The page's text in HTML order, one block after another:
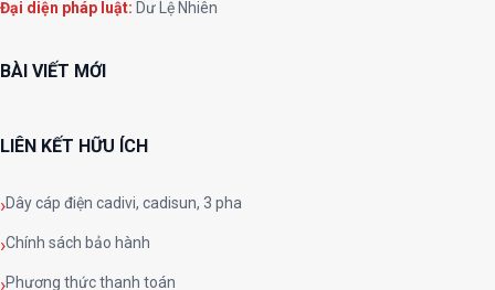
Đại diện pháp luật: Dư Lệ Nhiên
BÀI VIẾT MỚI
LIÊN KẾT HỮU ÍCH
Dây cáp điện cadivi, cadisun, 3 pha
Chính sách bảo hành
Phương thức thanh toán